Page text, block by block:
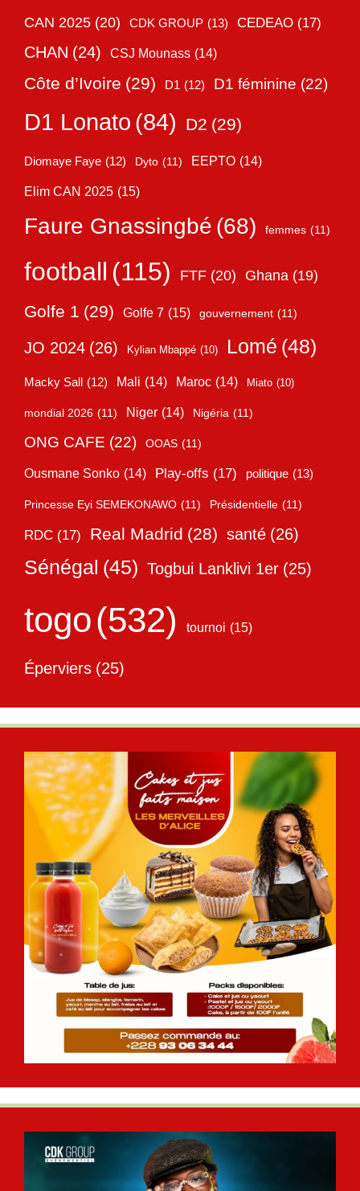
CAN 2025 (20) CDK GROUP (13) CEDEAO (17)
CHAN (24) CSJ Mounass (14)
Côte d’Ivoire (29) D1 (12) D1 féminine (22)
D1 Lonato (84) D2 (29)
Diomaye Faye (12) Dyto (11) EEPTO (14)
Elim CAN 2025 (15)
Faure Gnassingbé (68) femmes (11)
football (115) FTF (20) Ghana (19)
Golfe 1 (29) Golfe 7 (15) gouvernement (11)
JO 2024 (26) Kylian Mbappé (10) Lomé (48)
Macky Sall (12) Mali (14) Maroc (14) Miato (10)
mondial 2026 (11) Niger (14) Nigéria (11)
ONG CAFE (22) OOAS (11)
Ousmane Sonko (14) Play-offs (17) politique (13)
Princesse Eyi SEMEKONAWO (11) Présidentielle (11)
RDC (17) Real Madrid (28) santé (26)
Sénégal (45) Togbui Lanklivi 1er (25)
togo(532) tournoi (15)
Éperviers (25)